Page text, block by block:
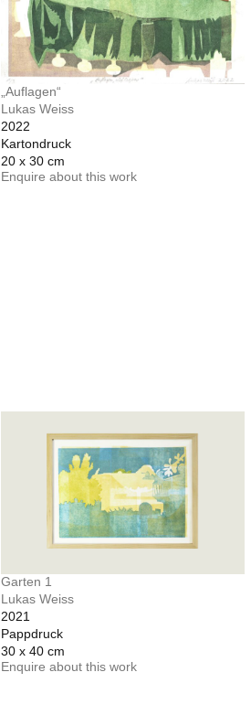
„Auflagen“
Lukas Weiss
2022
Kartondruck
20 x 30 cm
Enquire about this work
Garten 1
Lukas Weiss
2021
Pappdruck
30 x 40 cm
Enquire about this work